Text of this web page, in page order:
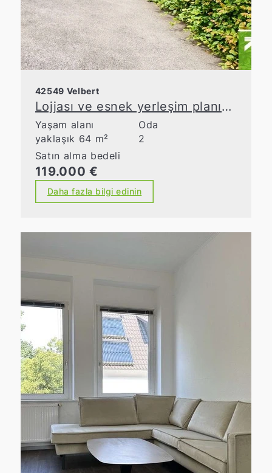
42549 Velbert
Lojjası ve esnek yerleşim planına sahip bakımlı apartman dairesi
Yaşam alanı
yaklaşık 64 m²
Oda
2
Satın alma bedeli
119.000 €
Daha fazla bilgi edinin